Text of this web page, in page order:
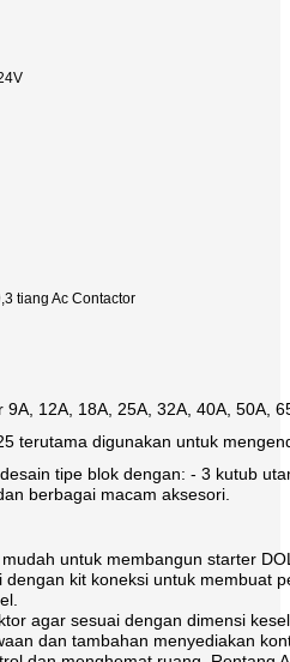
tiang Ac Contactor
9A, 12A, 18A, 25A, 32A, 40A, 50A,
terutama digunakan untuk
tipe blok dengan: - 3 kutub
berbagai macam aksesori.
untuk membangun starter
dengan kit koneksi untuk membuat
agar sesuai dengan dimensi
dan tambahan menyediakan